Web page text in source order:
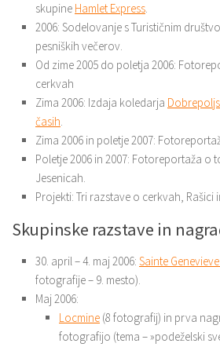
skupine Hamlet Express.
2006: Sodelovanje s Turističnim
pesniških večerov.
Od zime 2005 do poletja 2006:
cerkvah
Zima 2006: Izdaja koledarja
časih.
Zima 2006 in poletje 2007:
Poletje 2006 in 2007: Fotoreportaža o
Jesenicah.
Projekti: Tri razstave o cerkvah, Rašici
Skupinske razstave in
30. april – 4. maj 2006: Sainte
fotografije – 9. mesto).
Maj 2006:
Locmine (8 fotografij) in prva
fotografijo (tema – »podeželski